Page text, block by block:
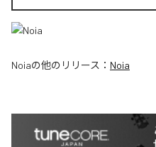
Noiaの他のリリース： Noia